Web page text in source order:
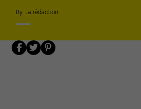
By La rédaction